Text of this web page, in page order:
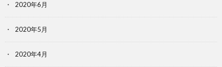
2020年6月
2020年5月
2020年4月